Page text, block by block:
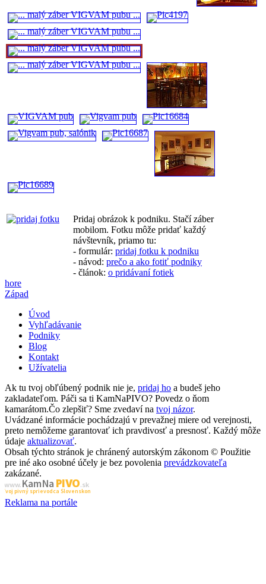
Pridaj obrázok k podniku. Stačí záber
mobilom. Fotku môže pridať každý
návštevník, priamo tu:
- formulár: pridaj fotku k podniku
- návod: prečo a ako fotiť podniky
- článok: o pridávaní fotiek
hore
Západ
Úvod
Vyhľadávanie
Podniky
Blog
Kontakt
Užívatelia
Ak tu tvoj obľúbený podnik nie je, pridaj ho a budeš jeho
zakladateľom. Páči sa ti KamNaPIVO? Povedz o ňom
kamarátom.Čo zlepšiť? Sme zvedaví na tvoj názor.
Uvádzané informácie pochádzajú v prevažnej miere od verejnosti,
preto nemôžeme garantovať ich pravdivosť a presnosť. Každý môže
údaje aktualizovať.
Obsah týchto stránok je chránený autorským zákonom © Použitie
pre iné ako osobné účely je bez povolenia prevádzkovateľa
zakázané.
www.Kam Na PIVO.sk
Tvoj pivný sprievodca Slovenskom
Reklama na portále